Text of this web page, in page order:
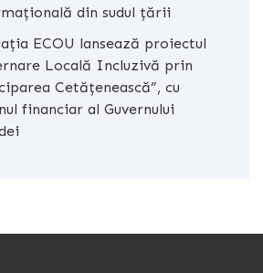
din sudul țării
ECOU lansează proiectul
Locală Incluzivă prin
Cetățenească”, cu
financiar al Guvernului